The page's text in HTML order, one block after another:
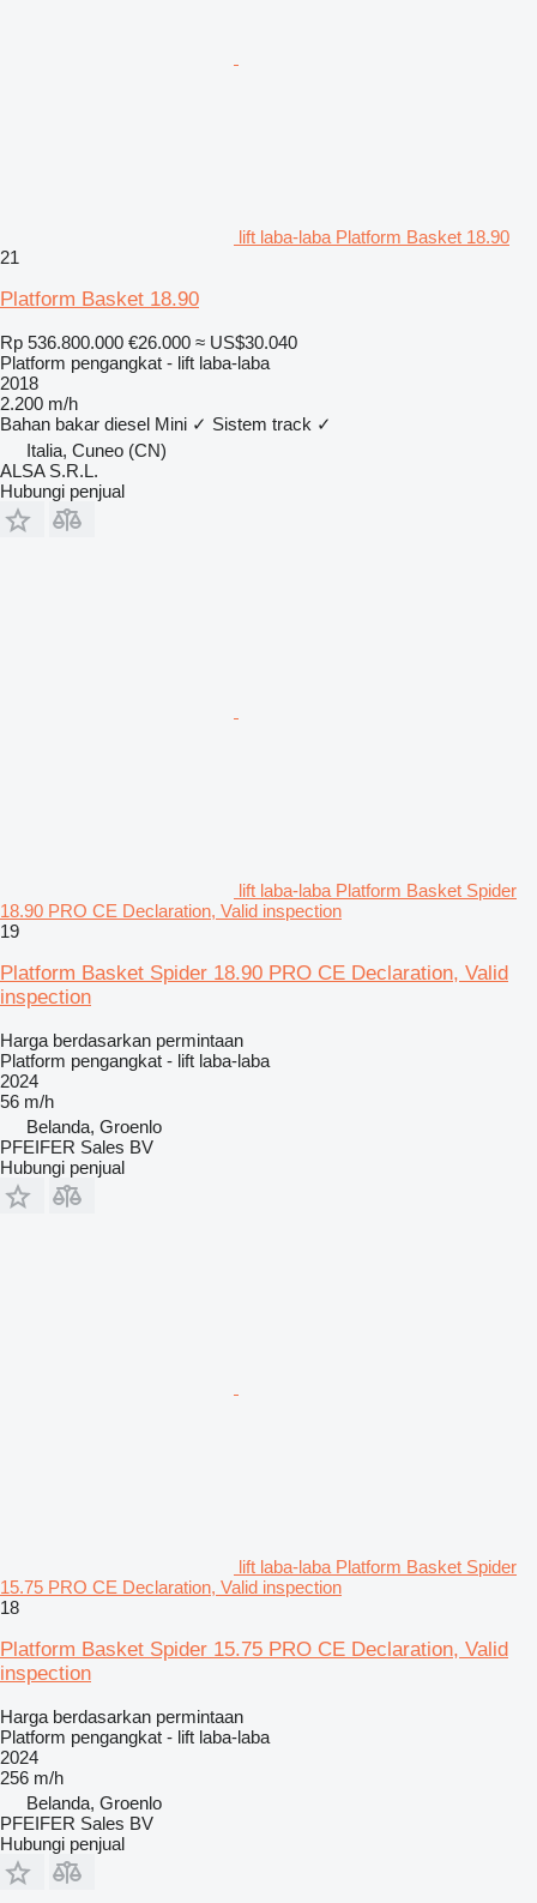
lift laba-laba Platform Basket 18.90
21
Platform Basket 18.90
Rp 536.800.000 €26.000 ≈ US$30.040
Platform pengangkat - lift laba-laba
2018
2.200 m/h
Bahan bakar diesel Mini ✓ Sistem track ✓
Italia, Cuneo (CN)
ALSA S.R.L.
Hubungi penjual
lift laba-laba Platform Basket Spider
18.90 PRO CE Declaration, Valid inspection
19
Platform Basket Spider 18.90 PRO CE Declaration, Valid
inspection
Harga berdasarkan permintaan
Platform pengangkat - lift laba-laba
2024
56 m/h
Belanda, Groenlo
PFEIFER Sales BV
Hubungi penjual
lift laba-laba Platform Basket Spider
15.75 PRO CE Declaration, Valid inspection
18
Platform Basket Spider 15.75 PRO CE Declaration, Valid
inspection
Harga berdasarkan permintaan
Platform pengangkat - lift laba-laba
2024
256 m/h
Belanda, Groenlo
PFEIFER Sales BV
Hubungi penjual